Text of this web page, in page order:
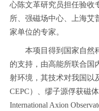
心陈文革研究员担任验收
所、强磁场中心、上海艾
家单位的专家。
本项目得到国家自然
的支持，由高能所联合国
射环境，其技术对我国以
CEPC）、缪子源俘获磁
International Axion